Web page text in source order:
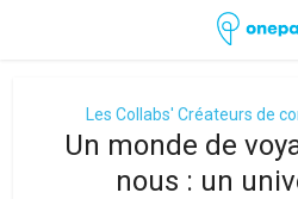
Les Collabs' Créateurs de
Un monde de
nous : un